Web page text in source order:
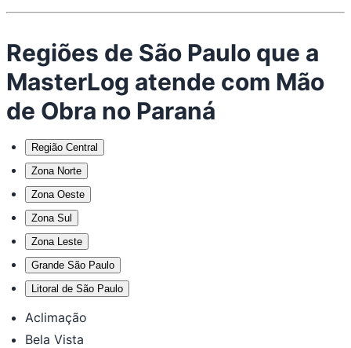
Regiões de São Paulo que a
MasterLog atende com Mão
de Obra no Paraná
Região Central
Zona Norte
Zona Oeste
Zona Sul
Zona Leste
Grande São Paulo
Litoral de São Paulo
Aclimação
Bela Vista